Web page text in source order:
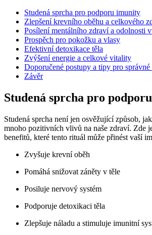
Studená sprcha pro podporu imunity
Zlepšení krevního oběhu a celkového
Posílení mentálního zdraví a odolnosti
Prospěch pro pokožku a vlasy
Efektivní detoxikace těla
Zvýšení energie a celkové vitality
Doporučené postupy a tipy pro
Závěr
Studená sprcha pro
Studená sprcha není jen osvěžující způsob,
mnoho pozitivních vlivů na naše zdraví. Zde
benefitů, které tento rituál může přinést vaší
Zvyšuje krevní oběh
Pomáhá snižovat záněty v těle
Posiluje nervový systém
Podporuje detoxikaci těla
Zlepšuje náladu a stimuluje imunitní